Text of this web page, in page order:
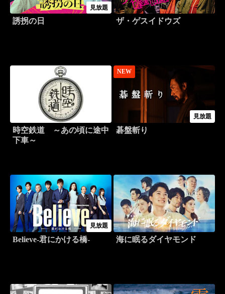
見放題
誘拐の日 ザ・ゲスイドウズ
時空鉄道 ～あの頃に途中
下車～
NEW
見放題
碁盤斬り
見放題
Believe-君にかける橋- 海に眠るダイヤモンド